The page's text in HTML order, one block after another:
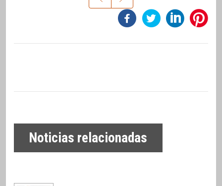
Noticias relacionadas